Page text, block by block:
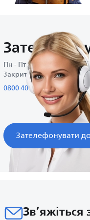
Пн - Пт : 9:00-17:00
Закрито на вихідних
0800 40 40 04
Зателефонувати